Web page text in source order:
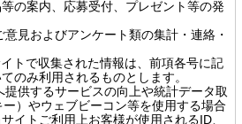
の案内、応募受付、プレゼント等の発
見およびアンケート類の集計・連絡・
トで収集された情報は、前項各号に記
のみ利用されるものとします。
供するサービスの向上や統計データ取
）やウェブビーコン等を使用する場合
イトご利用上お客様が使用されるID、